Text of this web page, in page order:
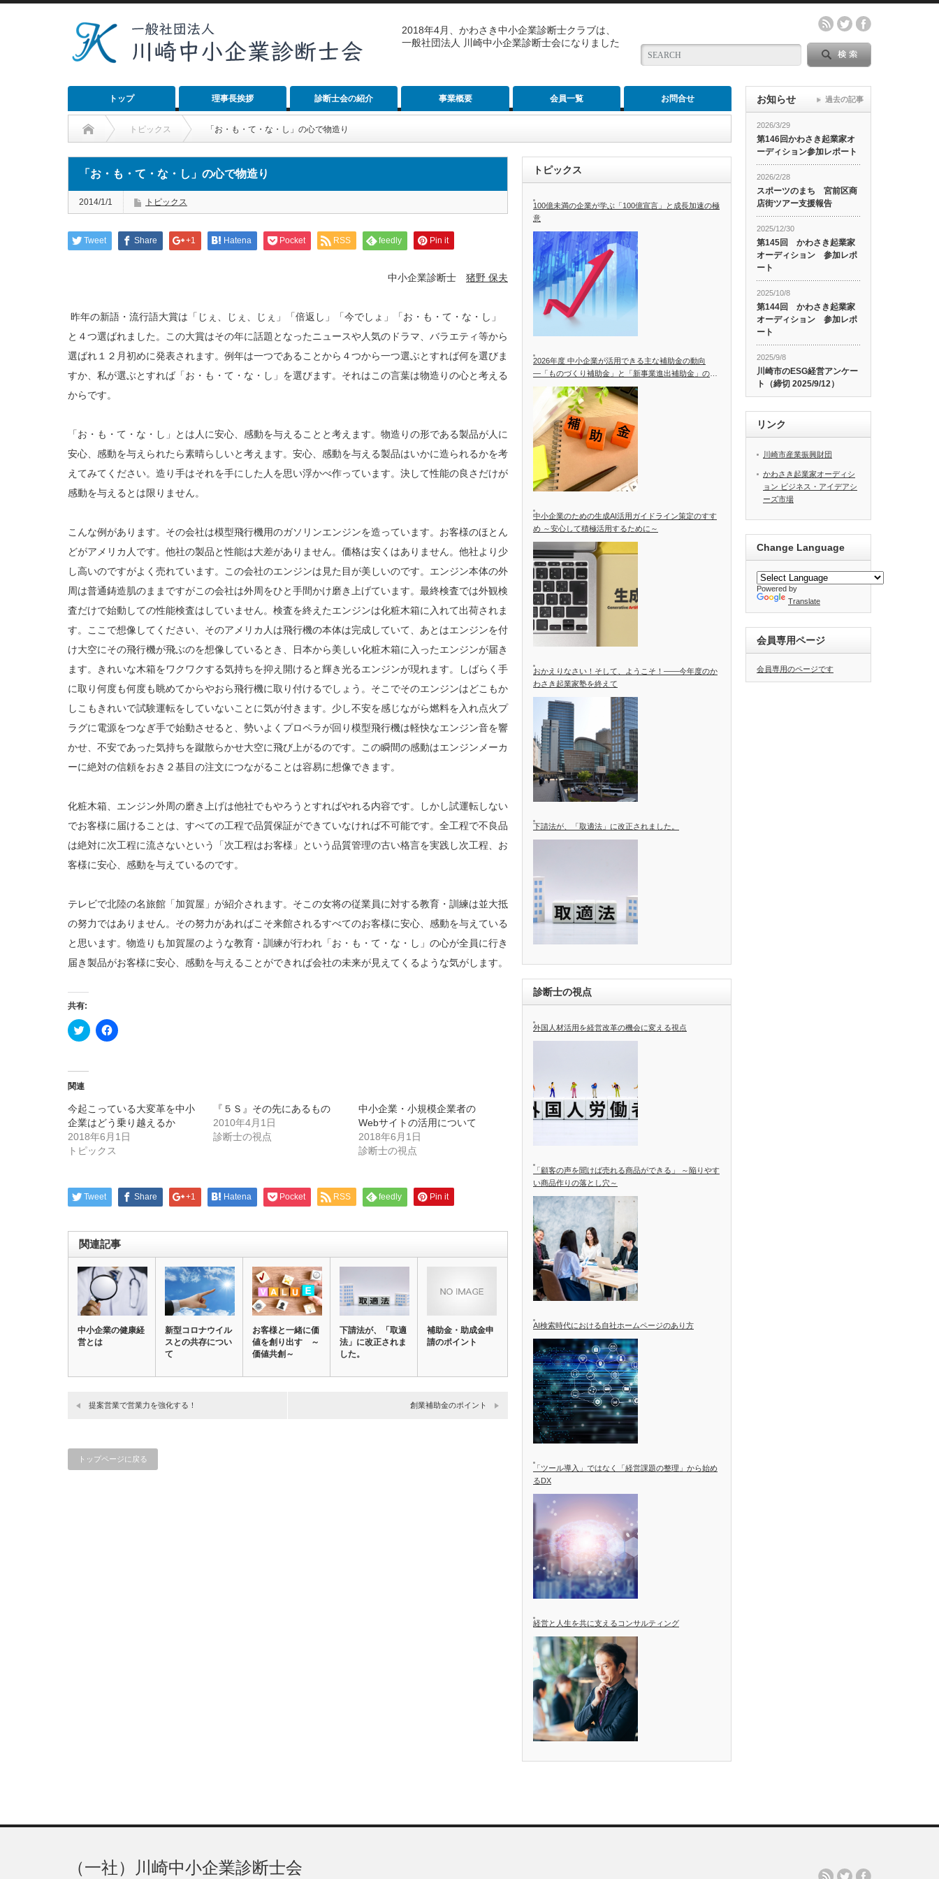
2018年4月、かわさき中小企業診断士クラブは、
一般社団法人 川崎中小企業診断士会になりました
トップ 理事長挨拶 診断士会の紹介 事業概要 会員一覧 お問合せ
トピックス 「お・も・て・な・し」の心で物造り
「お・も・て・な・し」の心で物造り
2014/1/1 トピックス
Tweet Share +1 Hatena Pocket RSS feedly Pin it
中小企業診断士 猪野 保夫
昨年の新語・流行語大賞は「じぇ、じぇ、じぇ」「倍返し」「今でしょ」「お・も・て・な・し」
と４つ選ばれました。この大賞はその年に話題となったニュースや人気のドラマ、バラエティ等から
選ばれ１２月初めに発表されます。例年は一つであることから４つから一つ選ぶとすれば何を選びま
すか、私が選ぶとすれば「お・も・て・な・し」を選びます。それはこの言葉は物造りの心と考える
からです。
「お・も・て・な・し」とは人に安心、感動を与えることと考えます。物造りの形である製品が人に
安心、感動を与えられたら素晴らしいと考えます。安心、感動を与える製品はいかに造られるかを考
えてみてください。造り手はそれを手にした人を思い浮かべ作っています。決して性能の良さだけが
感動を与えるとは限りません。
こんな例があります。その会社は模型飛行機用のガソリンエンジンを造っています。お客様のほとん
どがアメリカ人です。他社の製品と性能は大差がありません。価格は安くはありません。他社より少
し高いのですがよく売れています。この会社のエンジンは見た目が美しいのです。エンジン本体の外
周は普通鋳造肌のままですがこの会社は外周をひと手間かけ磨き上げています。最終検査では外観検
査だけで始動しての性能検査はしていません。検査を終えたエンジンは化粧木箱に入れて出荷されま
す。ここで想像してください、そのアメリカ人は飛行機の本体は完成していて、あとはエンジンを付
け大空にその飛行機が飛ぶのを想像しているとき、日本から美しい化粧木箱に入ったエンジンが届き
ます。きれいな木箱をワクワクする気持ちを抑え開けると輝き光るエンジンが現れます。しばらく手
に取り何度も何度も眺めてからやおら飛行機に取り付けるでしょう。そこでそのエンジンはどこもか
しこもきれいで試験運転をしていないことに気が付きます。少し不安を感じながら燃料を入れ点火プ
ラグに電源をつなぎ手で始動させると、勢いよくプロペラが回り模型飛行機は軽快なエンジン音を響
かせ、不安であった気持ちを蹴散らかせ大空に飛び上がるのです。この瞬間の感動はエンジンメーカ
ーに絶対の信頼をおき２基目の注文につながることは容易に想像できます。
化粧木箱、エンジン外周の磨き上げは他社でもやろうとすればやれる内容です。しかし試運転しない
でお客様に届けることは、すべての工程で品質保証ができていなければ不可能です。全工程で不良品
は絶対に次工程に流さないという「次工程はお客様」という品質管理の古い格言を実践し次工程、お
客様に安心、感動を与えているのです。
テレビで北陸の名旅館「加賀屋」が紹介されます。そこの女将の従業員に対する教育・訓練は並大抵
の努力ではありません。その努力があればこそ来館されるすべてのお客様に安心、感動を与えている
と思います。物造りも加賀屋のような教育・訓練が行われ「お・も・て・な・し」の心が全員に行き
届き製品がお客様に安心、感動を与えることができれば会社の未来が見えてくるような気がします。
共有:
ク
リ
て
有
(新
し
い
ウ
ィ
で
開
き
す)
Facebook
で
リ
ッ
ク
し
て
く
(新
い
ィ
ン
ド
ウ
で
開
き
ま
す)
関連
今起こっている大変革を中小
企業はどう乗り越えるか
2018年6月1日
トピックス
『５Ｓ』その先にあるもの
2010年4月1日
診断士の視点
中小企業・小規模企業者の
Webサイトの活用について
2018年6月1日
診断士の視点
Tweet Share +1 Hatena Pocket RSS feedly Pin it
関連記事
中小企業の健康経
営とは
新型コロナウイル
スとの共存につい
て
お客様と一緒に価
値を創り出す ～
価値共創～
下請法が、「取適
法」に改正されま
した。
補助金・助成金申
請のポイント
提案営業で営業力を強化する！ 創業補助金のポイント
トップページに戻る
トピックス
100億未満の企業が学ぶ「100億宣言」と成長加速の極
意
2026年度 中小企業が活用できる主な補助金の動向
―「ものづくり補助金」と「新事業進出補助金」の統
合を中心に―
中小企業のための生成AI活用ガイドライン策定のすす
め ～安心して積極活用するために～
おかえりなさい！そして、ようこそ！――今年度のか
わさき起業家塾を終えて
下請法が、「取適法」に改正されました。
診断士の視点
外国人材活用を経営改革の機会に変える視点
「顧客の声を聞けば売れる商品ができる」 ～陥りやす
い商品作りの落とし穴～
AI検索時代における自社ホームページのあり方
「ツール導入」ではなく「経営課題の整理」から始め
るDX
経営と人生を共に支えるコンサルティング
お知らせ
2026/3/29
第146回かわさき起業家オ
ーディション参加レポート
2026/2/28
スポーツのまち 宮前区商
店街ツアー支援報告
2025/12/30
第145回 かわさき起業家
オーディション 参加レポ
ート
2025/10/8
第144回 かわさき起業家
オーディション 参加レポ
ート
2025/9/8
川崎市のESG経営アンケー
ト（締切 2025/9/12）
過去の記事
リンク
川崎市産業振興財団
かわさき起業家オーディシ
ョン ビジネス・アイデアシ
ーズ市場
Change Language
Powered by
Translate
会員専用ページ
会員専用のページです
（一社）川崎中小企業診断士会